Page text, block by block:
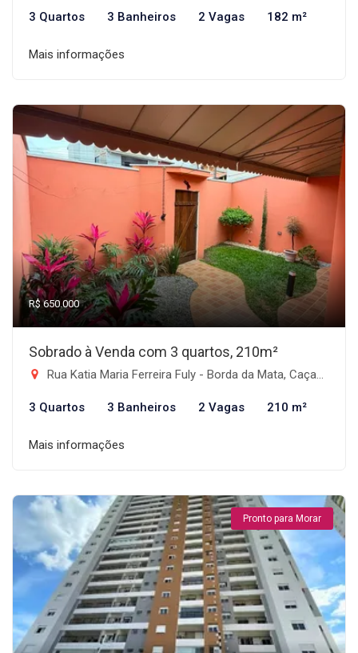
3 Quartos 3 Banheiros 2 Vagas 182 m²
Mais informações
R$ 650.000
Sobrado à Venda com 3 quartos, 210m²
Rua Katia Maria Ferreira Fuly - Borda da Mata, Caçapava-SP
3 Quartos 3 Banheiros 2 Vagas 210 m²
Mais informações
Pronto para Morar